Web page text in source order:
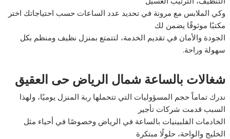
وكي الملابس مع مرونة في تحديد عدد الساعات حسب احتياجاتك اختر
مكتبًا موثوقًا يضمن لك
الجودة والأمان في تقديم الخدمة، لتتمتع بمنزل نظيف ومنظم بكل
سهولة وراحة.
شغالات بالساعة شمال الرياض حى العقيق
ندرك تماماً حجم المسؤوليات التي تتحملها ربة المنزل يوميًا، ولهذا
السبب قدمت شركات تأجير
الخادمات الفلبينيات بالساعة في الرياض وخصوصًا في أحياء مثل
الخليج والواحة، حلولًا مبتكرة